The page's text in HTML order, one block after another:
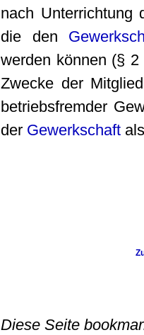
nach Unterrichtung
die den
werden können (§
Zwecke der
betriebsfremder
der Gewerkschaft
Diese Seite